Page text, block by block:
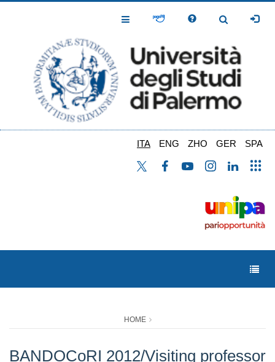
Toggle
Toggle
ITA ENG ZHO GER SPA
HOME
BANDOCoRI 2012/Visiting professor